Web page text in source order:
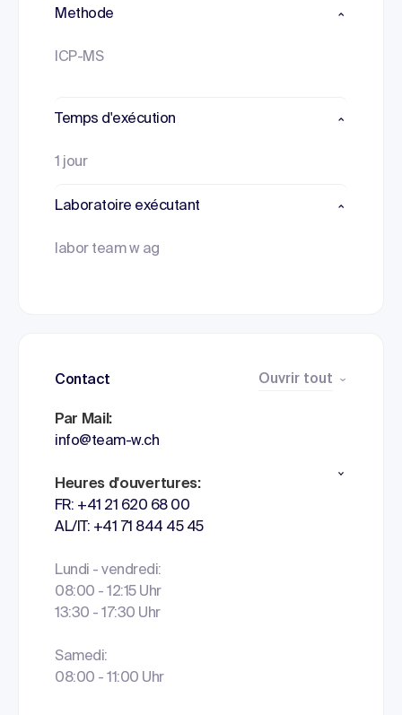
Methode
ICP-MS
Temps d'exécution
1 jour
Laboratoire exécutant
labor team w ag
Contact Ouvrir tout
Par Mail:
info@team-w.ch
Heures d'ouvertures:
FR: +41 21 620 68 00
AL/IT: +41 71 844 45 45
Lundi - vendredi:
08:00 - 12:15 Uhr
13:30 - 17:30 Uhr
Samedi:
08:00 - 11:00 Uhr